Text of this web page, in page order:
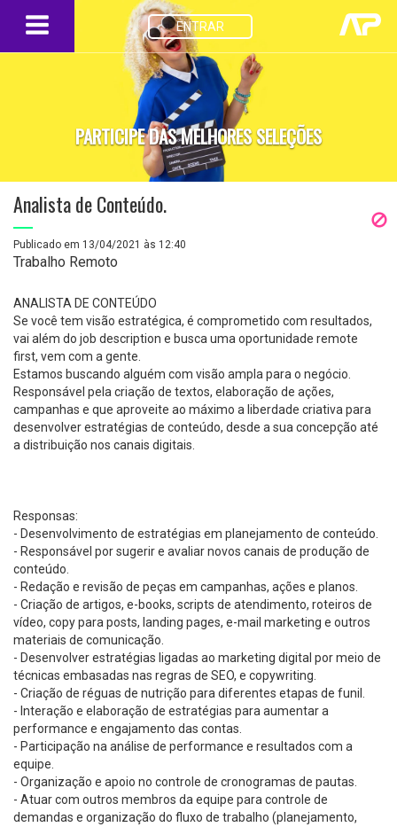
ENTRAR
PARTICIPE DAS MELHORES SELEÇÕES
Analista de Conteúdo.
Publicado em 13/04/2021 às 12:40
Trabalho Remoto
ANALISTA DE CONTEÚDO
Se você tem visão estratégica, é comprometido com resultados,
vai além do job description e busca uma oportunidade remote
first, vem com a gente.
Estamos buscando alguém com visão ampla para o negócio.
Responsável pela criação de textos, elaboração de ações,
campanhas e que aproveite ao máximo a liberdade criativa para
desenvolver estratégias de conteúdo, desde a sua concepção até
a distribuição nos canais digitais.
Responsas:
- Desenvolvimento de estratégias em planejamento de conteúdo.
- Responsável por sugerir e avaliar novos canais de produção de
conteúdo.
- Redação e revisão de peças em campanhas, ações e planos.
- Criação de artigos, e-books, scripts de atendimento, roteiros de
vídeo, copy para posts, landing pages, e-mail marketing e outros
materiais de comunicação.
- Desenvolver estratégias ligadas ao marketing digital por meio de
técnicas embasadas nas regras de SEO, e copywriting.
- Criação de réguas de nutrição para diferentes etapas de funil.
- Interação e elaboração de estratégias para aumentar a
performance e engajamento das contas.
- Participação na análise de performance e resultados com a
equipe.
- Organização e apoio no controle de cronogramas de pautas.
- Atuar com outros membros da equipe para controle de
demandas e organização do fluxo de trabalho (planejamento,